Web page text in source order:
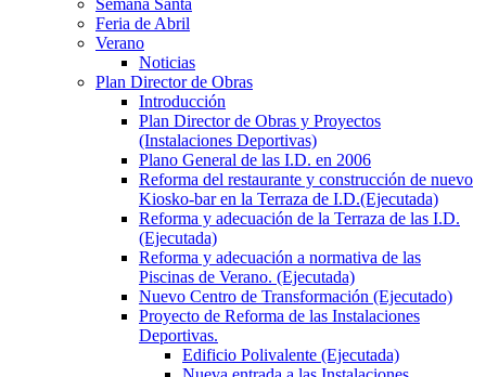
Semana Santa
Feria de Abril
Verano
Noticias
Plan Director de Obras
Introducción
Plan Director de Obras y Proyectos
(Instalaciones Deportivas)
Plano General de las I.D. en 2006
Reforma del restaurante y construcción de nuevo
Kiosko-bar en la Terraza de I.D.(Ejecutada)
Reforma y adecuación de la Terraza de las I.D.
(Ejecutada)
Reforma y adecuación a normativa de las
Piscinas de Verano. (Ejecutada)
Nuevo Centro de Transformación (Ejecutado)
Proyecto de Reforma de las Instalaciones
Deportivas.
Edificio Polivalente (Ejecutada)